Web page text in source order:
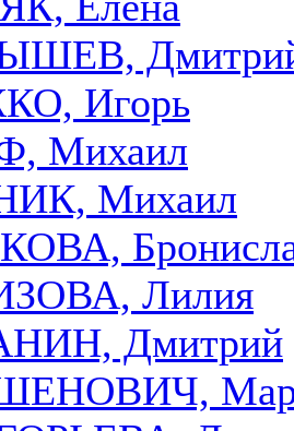
Игорь
Михаил
Михаил
Лилия
Дмитрий